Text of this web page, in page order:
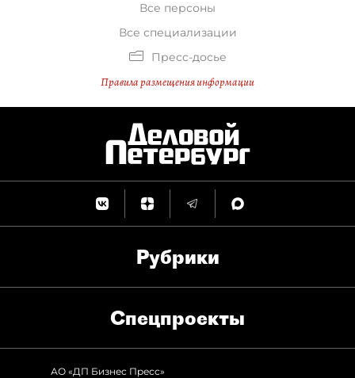
Все персоны
Все специализации
Пресс-досье
Правила размещения информации
Рубрики
Спец­проекты
АО «ДП Бизнес Пресс»